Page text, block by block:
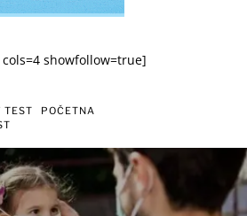
showfollow=true]
TEST
POČETNA